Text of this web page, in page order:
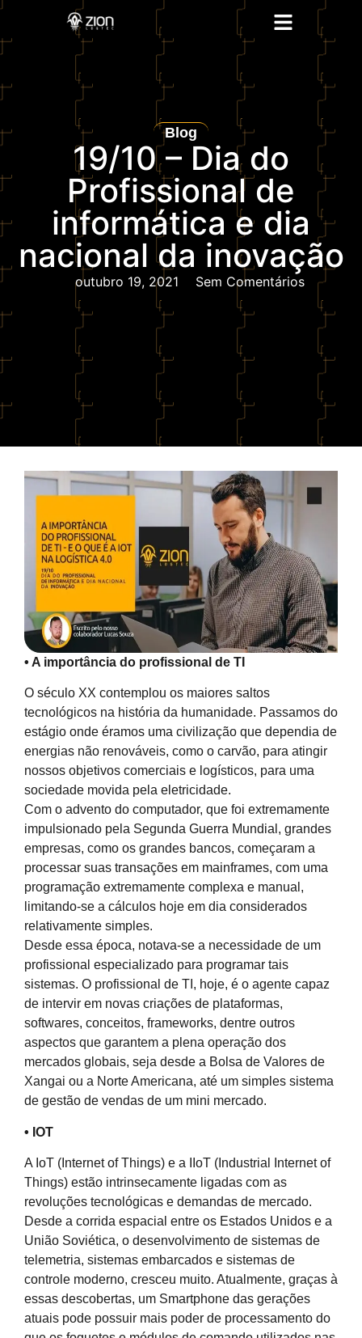
Blog
19/10 – Dia do
Profissional de
informática e dia
nacional da inovação
outubro 19, 2021 Sem Comentários
• A importância do profissional de TI
O século XX contemplou os maiores saltos
tecnológicos na história da humanidade. Passamos do
estágio onde éramos uma civilização que dependia de
energias não renováveis, como o carvão, para atingir
nossos objetivos comerciais e logísticos, para uma
sociedade movida pela eletricidade.
Com o advento do computador, que foi extremamente
impulsionado pela Segunda Guerra Mundial, grandes
empresas, como os grandes bancos, começaram a
processar suas transações em mainframes, com uma
programação extremamente complexa e manual,
limitando-se a cálculos hoje em dia considerados
relativamente simples.
Desde essa época, notava-se a necessidade de um
profissional especializado para programar tais
sistemas. O profissional de TI, hoje, é o agente capaz
de intervir em novas criações de plataformas,
softwares, conceitos, frameworks, dentre outros
aspectos que garantem a plena operação dos
mercados globais, seja desde a Bolsa de Valores de
Xangai ou a Norte Americana, até um simples sistema
de gestão de vendas de um mini mercado.
• IOT
A IoT (Internet of Things) e a IIoT (Industrial Internet of
Things) estão intrinsecamente ligadas com as
revoluções tecnológicas e demandas de mercado.
Desde a corrida espacial entre os Estados Unidos e a
União Soviética, o desenvolvimento de sistemas de
telemetria, sistemas embarcados e sistemas de
controle moderno, cresceu muito. Atualmente, graças à
essas descobertas, um Smartphone das gerações
atuais pode possuir mais poder de processamento do